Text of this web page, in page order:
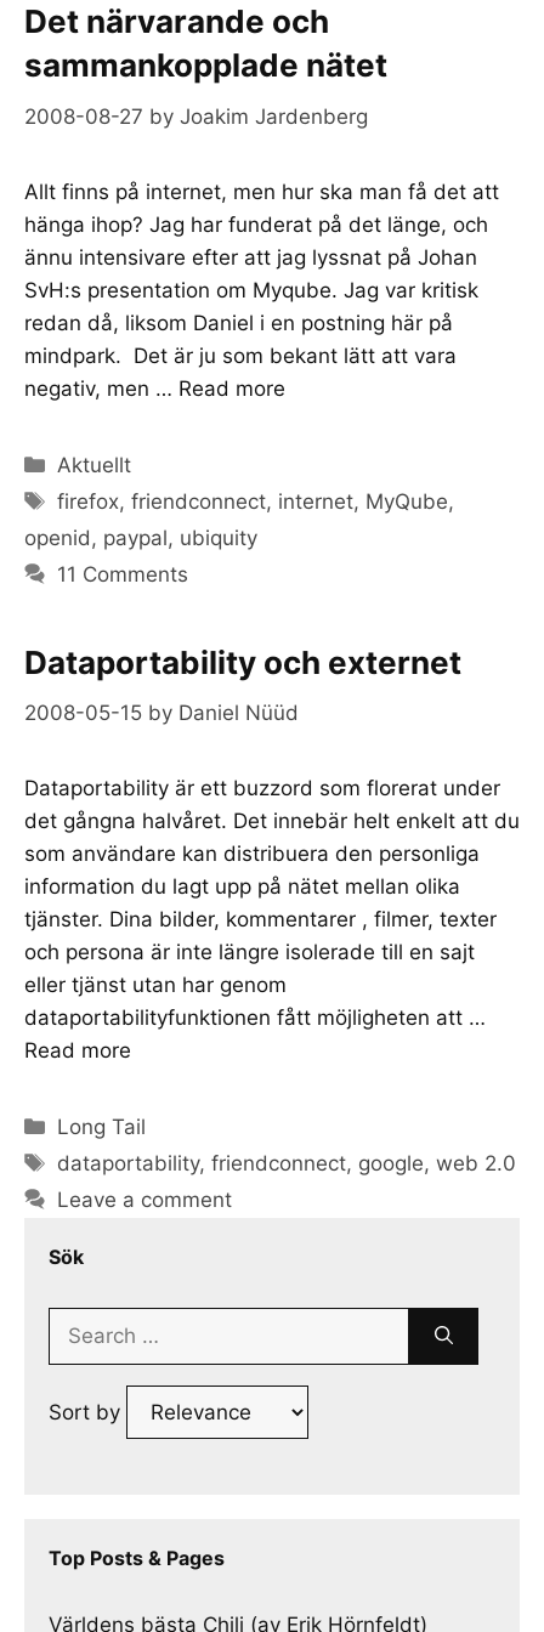
Det närvarande och
sammankopplade nätet
2008-08-27 by Joakim Jardenberg
Allt finns på internet, men hur ska man få det att
hänga ihop? Jag har funderat på det länge, och
ännu intensivare efter att jag lyssnat på Johan
SvH:s presentation om Myqube. Jag var kritisk
redan då, liksom Daniel i en postning här på
mindpark. Det är ju som bekant lätt att vara
negativ, men … Read more
Categories
Aktuellt
Tags
firefox,friendconnect, internet, MyQube,
openid , paypal, ubiquity
11 Comments
Dataportability och externet
2008-05-15 by Daniel Nüüd
Dataportability är ett buzzord som florerat under
det gångna halvåret. Det innebär helt enkelt att du
som användare kan distribuera den personliga
information du lagt upp på nätet mellan olika
tjänster. Dina bilder, kommentarer , filmer, texter
och persona är inte längre isolerade till en sajt
eller tjänst utan har genom
dataportabilityfunktionen fått möjligheten att …
Read more
Categories
Long Tail
Tags
dataportability,friendconnect, google,web 2.0
Leave a comment
Sök
Search
Sort by
Top Posts & Pages
Världens bästa Chili (av Erik Hörnfeldt)